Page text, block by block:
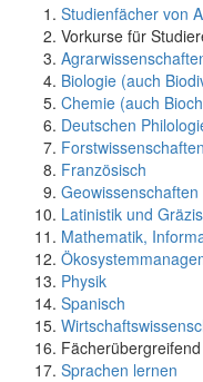
Studienfächer von
Vorkurse für
Biologie (auch
Chemie (auch
Deutschen
Forstwissenschaften
Französisch
Geowissenschaften
Latinistik und
Mathematik,
Physik
Spanisch
Fächerübergreifend
Sprachen lernen